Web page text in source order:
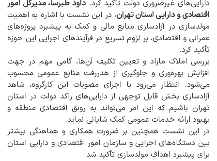
دارایی‌های غیرضروری دولت تأکید کرد.داود طبرسا، مدیرکل امور
اقتصادی و دارایی استان تهران، در این نشست با اشاره به اهمیت
مولدسازی در آزادسازی منابع مالی و کمک به پیشبرد پروژه‌های
عمرانی و اقتصادی، بر لزوم تسریع در فرآیندهای اجرایی این حوزه
تأکید کرد.
بررسی املاک مازاد و تعیین تکلیف آن‌ها، گامی مهم در جهت
افزایش بهره‌وری و جلوگیری از هدررفت منابع عمومی محسوب
می‌شود. انتظار می‌رود با اجرای مصوبات این کارگروه، شاهد
آزادسازی بخش قابل توجهی از دارایی‌های راکد دولت در استان
تهران باشیم که این امر می‌تواند به رونق اقتصادی منطقه و
بهبود ارائه خدمات عمومی کمک شایانی نماید.
در این نشست همچنین بر ضرورت همکاری و هماهنگی بیشتر
بین دستگاه‌های اجرایی و سازمان امور اقتصادی و دارایی استان
برای پیشبرد اهداف مولدسازی تأکید شد.